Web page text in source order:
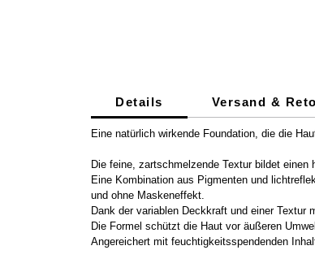
Details Versand &
Eine natürlich wirkende Foundation, die die
Die feine, zartschmelzende Textur bildet
Eine Kombination aus Pigmenten und
und ohne Maskeneffekt.
Dank der variablen Deckkraft und einer Textur
Die Formel schützt die Haut vor äußeren
Angereichert mit feuchtigkeitsspendenden